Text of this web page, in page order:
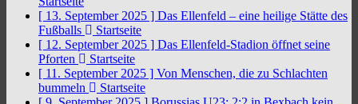
[ 13. September 2025 ] Das Ellenfeld – eine heilige Stätte des
Fußballs
Startseite
[ 12. September 2025 ] Das Ellenfeld-Stadion öffnet seine
Pforten
Startseite
[ 11. September 2025 ] Von Menschen, die zu Schlachten
bummeln
Startseite